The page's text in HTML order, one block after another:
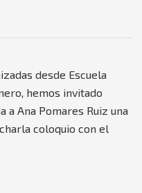
desde Escuela
hemos invitado
a Ana Pomares Ruiz una
coloquio con el